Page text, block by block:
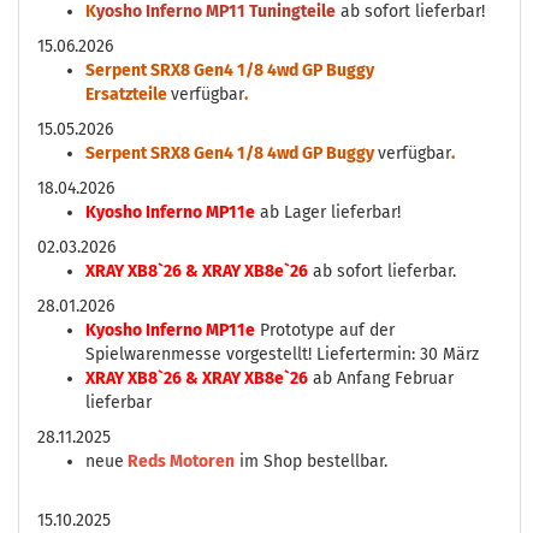
Kyosho Inferno MP11 Tuningteile ab sofort lieferbar!
15.06.2026
Serpent SRX8 Gen4 1/8 4wd GP Buggy
Ersatzteileverfügbar.
15.05.2026
Serpent SRX8 Gen4 1/8 4wd GP Buggyverfügbar.
18.04.2026
Kyosho Inferno MP11e ab Lager lieferbar!
02.03.2026
XRAY XB8`26 & XRAY XB8e`26 ab sofort lieferbar.
28.01.2026
Kyosho Inferno MP11e Prototype auf der
Spielwarenmesse vorgestellt! Liefertermin: 30 März
XRAY XB8`26 & XRAY XB8e`26 ab Anfang Februar
lieferbar
28.11.2025
neue Reds Motoren im Shop bestellbar.
15.10.2025